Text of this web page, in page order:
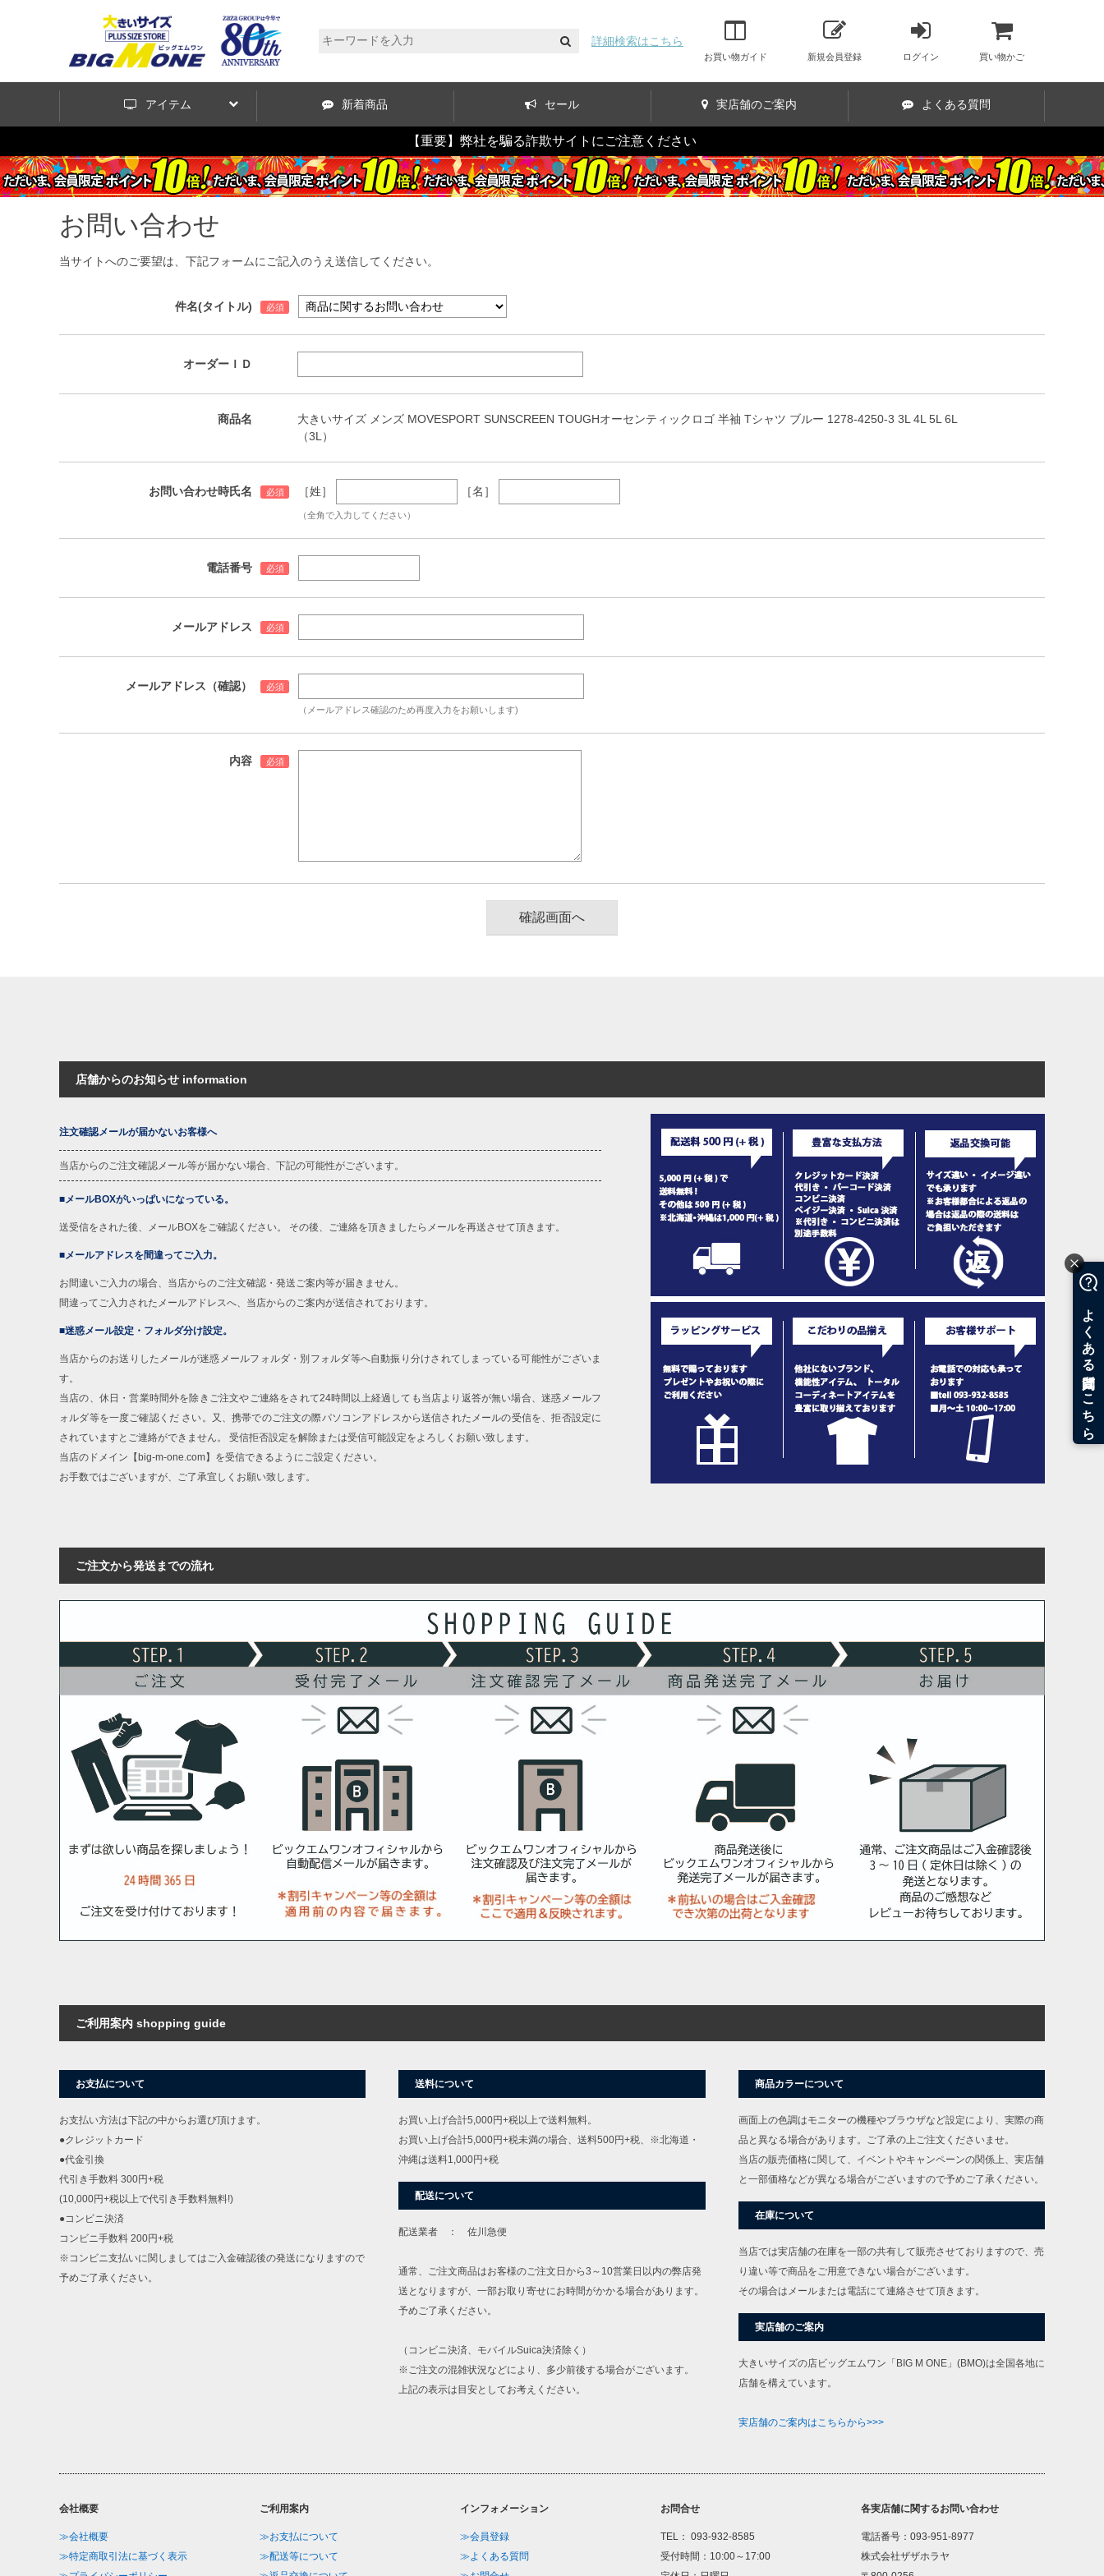
詳細検索はこちら
お買い物ガイド 新規会員登録 ログイン 買い物かご
アイテム 新着商品 セール 実店舗のご案内 よくある質問
【重要】弊社を騙る詐欺サイトにご注意ください
お問い合わせ
当サイトへのご要望は、下記フォームにご記入のうえ送信してください。
件名(タイトル)
オーダーＩＤ
商品名
大きいサイズ メンズ MOVESPORT SUNSCREEN TOUGHオーセンティックロゴ 半袖 Tシャツ ブルー 1278-4250-3 3L 4L 5L 6L
（3L）
お問い合わせ時氏名 ［姓］ ［名］
（全角で入力してください）
電話番号
メールアドレス
メールアドレス（確認）
（メールアドレス確認のため再度入力をお願いします)
内容
店舗からのお知らせ information
注文確認メールが届かないお客様へ
当店からのご注文確認メール等が届かない場合、下記の可能性がございます。
■メールBOXがいっぱいになっている。
送受信をされた後、メールBOXをご確認ください。 その後、ご連絡を頂きましたらメールを再送させて頂きます。
■メールアドレスを間違ってご入力。
お間違いご入力の場合、当店からのご注文確認・発送ご案内等が届きません。
間違ってご入力されたメールアドレスへ、当店からのご案内が送信されております。
■迷惑メール設定・フォルダ分け設定。
当店からのお送りしたメールが迷惑メールフォルダ・別フォルダ等へ自動振り分けされてしまっている可能性がございま
す。
当店の、休日・営業時間外を除きご注文やご連絡をされて24時間以上経過しても当店より返答が無い場合、迷惑メールフ
ォルダ等を一度ご確認くだ さい。又、携帯でのご注文の際パソコンアドレスから送信されたメールの受信を、拒否設定に
されていますとご連絡ができません。 受信拒否設定を解除または受信可能設定をよろしくお願い致します。
当店のドメイン【big-m-one.com】を受信できるようにご設定ください。
お手数ではございますが、ご了承宜しくお願い致します。
ご注文から発送までの流れ
ご利用案内 shopping guide
お支払について
お支払い方法は下記の中からお選び頂けます。
●クレジットカード
●代金引換
代引き手数料 300円+税
(10,000円+税以上で代引き手数料無料!)
●コンビニ決済
コンビニ手数料 200円+税
※コンビニ支払いに関しましてはご入金確認後の発送になりますので
予めご了承ください。
送料について
お買い上げ合計5,000円+税以上で送料無料。
お買い上げ合計5,000円+税未満の場合、送料500円+税、※北海道・
沖縄は送料1,000円+税
配送について
配送業者 ： 佐川急便
通常、ご注文商品はお客様のご注文日から3～10営業日以内の弊店発
送となりますが、一部お取り寄せにお時間がかかる場合があります。
予めご了承ください。
（コンビニ決済、モバイルSuica決済除く）
※ご注文の混雑状況などにより、多少前後する場合がございます。
上記の表示は目安としてお考えください。
商品カラーについて
画面上の色調はモニターの機種やブラウザなど設定により、実際の商
品と異なる場合があります。ご了承の上ご注文くださいませ。
当店の販売価格に関して、イベントやキャンペーンの関係上、実店舗
と一部価格などが異なる場合がございますので予めご了承ください。
在庫について
当店では実店舗の在庫を一部の共有して販売させておりますので、売
り違い等で商品をご用意できない場合がございます。
その場合はメールまたは電話にて連絡させて頂きます。
実店舗のご案内
大きいサイズの店ビッグエムワン「BIG M ONE」(BMO)は全国各地に
店舗を構えています。
実店舗のご案内はこちらから>>>
会社概要
≫会社概要
≫特定商取引法に基づく表示
ご利用案内
≫お支払について
≫配送等について
インフォメーション
≫会員登録
≫よくある質問
お問合せ
TEL： 093-932-8585
受付時間：10:00～17:00
各実店舗に関するお問い合わせ
電話番号：093-951-8977
株式会社ザザホラヤ